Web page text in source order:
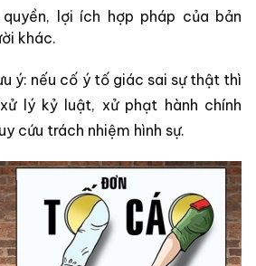
lợi ích hợp pháp của bản
khác.
ý: nếu cố ý tố giác sai sự thật thì
lý kỷ luật, xử phạt hành chính
cứu trách nhiệm hình sự.